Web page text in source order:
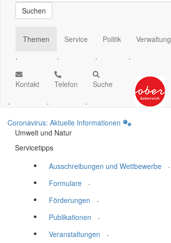
Suchen
Themen
.
Service
.
Politik
.
Verwaltung
.
Kontakt
.
Telefon
.
Suche
.
Coronavirus: Aktuelle Informationen
Umwelt und Natur
Servicetipps
Ausschreibungen und Wettbewerbe
.
Formulare
.
Förderungen
.
Publikationen
.
Veranstaltungen
.